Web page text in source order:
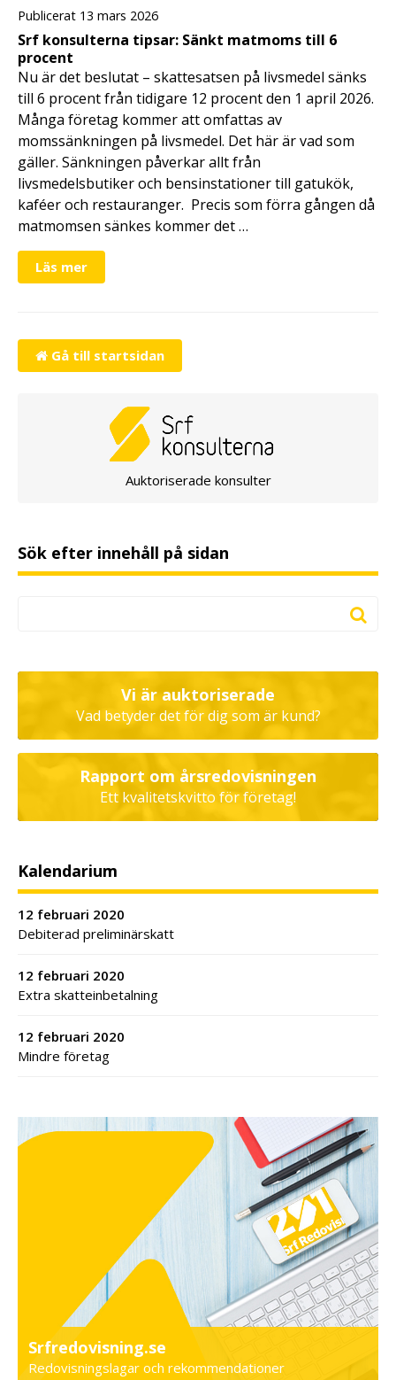
Publicerat 13 mars 2026
Srf konsulterna tipsar: Sänkt matmoms till 6
procent
Nu är det beslutat – skattesatsen på livsmedel sänks
till 6 procent från tidigare 12 procent den 1 april 2026.
Många företag kommer att omfattas av
momssänkningen på livsmedel. Det här är vad som
gäller. Sänkningen påverkar allt från
livsmedelsbutiker och bensinstationer till gatukök,
kaféer och restauranger. Precis som förra gången då
matmomsen sänkes kommer det …
Läs mer
Gå till startsidan
Auktoriserade konsulter
Sök efter innehåll på sidan
Vi är auktoriserade
Vad betyder det för dig som är kund?
Rapport om årsredovisningen
Ett kvalitetskvitto för företag!
Kalendarium
12 februari 2020
Debiterad preliminärskatt
12 februari 2020
Extra skatteinbetalning
12 februari 2020
Mindre företag
Srfredovisning.se
Redovisningslagar och rekommendationer